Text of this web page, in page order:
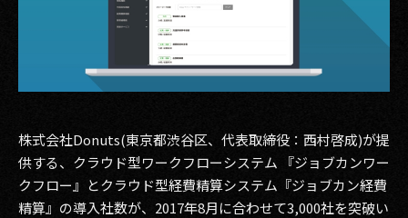
その他事業
2026
2024
2023
PRIVACY POLICY
株式会社Donuts(東京都渋谷区、代表取締役：西村啓成)が提
供する、クラウド型ワークフローシステム 『ジョブカンワー
クフロー』とクラウド型経費精算システム『ジョブカン経費
精算』の導入社数が、2017年8月に合わせて3,000社を突破い